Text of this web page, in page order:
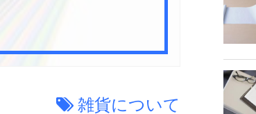
雑貨について